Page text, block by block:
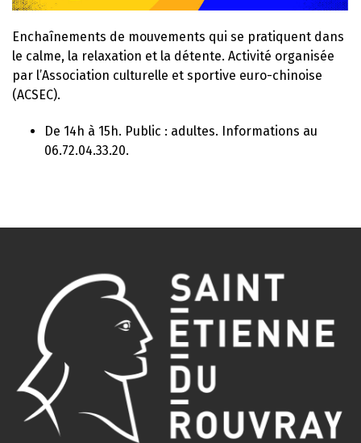
Enchaînements de mouvements qui se pratiquent dans
le calme, la relaxation et la détente. Activité organisée
par l’Association culturelle et sportive euro-chinoise
(ACSEC).
De 14h à 15h. Public : adultes. Informations au
06.72.04.33.20.